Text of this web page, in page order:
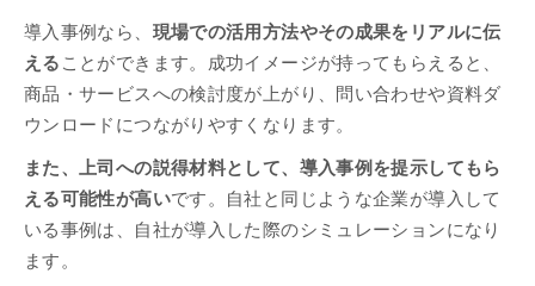
導入事例なら、 現場での活用方法やその成果をリアルに伝
える ことができます。成功イメージが持ってもらえると、
商品・サービスへの検討度が上がり、問い合わせや資料ダ
ウンロードにつながりやすくなります。
また、上司への説得材料として、導入事例を提示してもら
える可能性が高いです。自社と同じような企業が導入して
いる事例は、自社が導入した際のシミュレーションになり
ます。